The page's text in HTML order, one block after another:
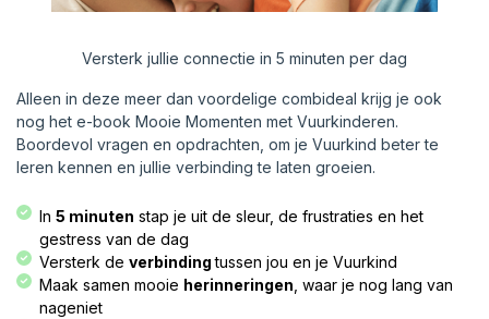
Versterk jullie connectie in 5 minuten per dag
Alleen in deze meer dan voordelige combideal krijg je ook
nog het e-book Mooie Momenten met Vuurkinderen.
Boordevol vragen en opdrachten, om je Vuurkind beter te
leren kennen en jullie verbinding te laten groeien.
In 5 minuten stap je uit de sleur, de frustraties en het
gestress van de dag
Versterk de verbindingtussen jou en je Vuurkind
Maak samen mooie herinneringen , waar je nog lang van
nageniet